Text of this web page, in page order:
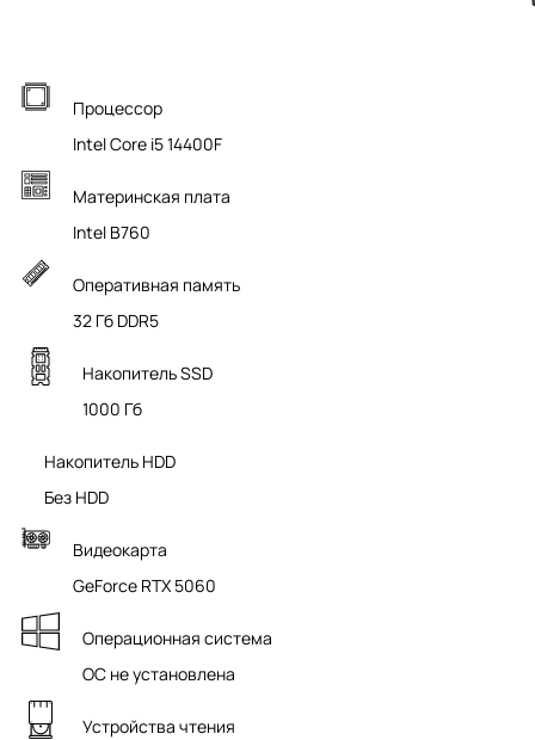
Процессор
Intel Core i5 14400F
Материнская плата
Intel B760
Оперативная память
32 Гб DDR5
Накопитель SSD
1000 Гб
Накопитель HDD
Без HDD
Видеокарта
GeForce RTX 5060
Операционная система
ОС не установлена
Устройства чтения